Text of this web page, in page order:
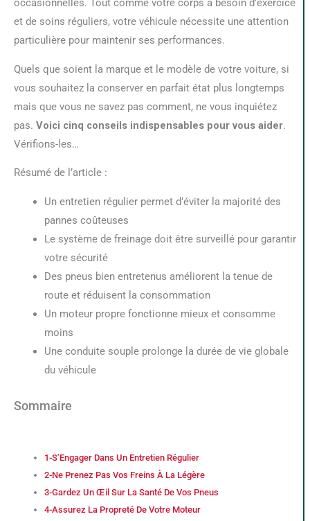
occasionnelles. Tout comme votre corps a besoin d’exercice
et de soins réguliers, votre véhicule nécessite une attention
particulière pour maintenir ses performances.
Quels que soient la marque et le modèle de votre voiture, si
vous souhaitez la conserver en parfait état plus longtemps
mais que vous ne savez pas comment, ne vous inquiétez
pas. Voici cinq conseils indispensables pour vous aider.
Vérifions-les…
Résumé de l’article :
Un entretien régulier permet d’éviter la majorité des
pannes coûteuses
Le système de freinage doit être surveillé pour garantir
votre sécurité
Des pneus bien entretenus améliorent la tenue de
route et réduisent la consommation
Un moteur propre fonctionne mieux et consomme
moins
Une conduite souple prolonge la durée de vie globale
du véhicule
Sommaire
1-S’Engager Dans Un Entretien Régulier
2-Ne Prenez Pas Vos Freins À La Légère
3-Gardez Un Œil Sur La Santé De Vos Pneus
4-Assurez La Propreté De Votre Moteur